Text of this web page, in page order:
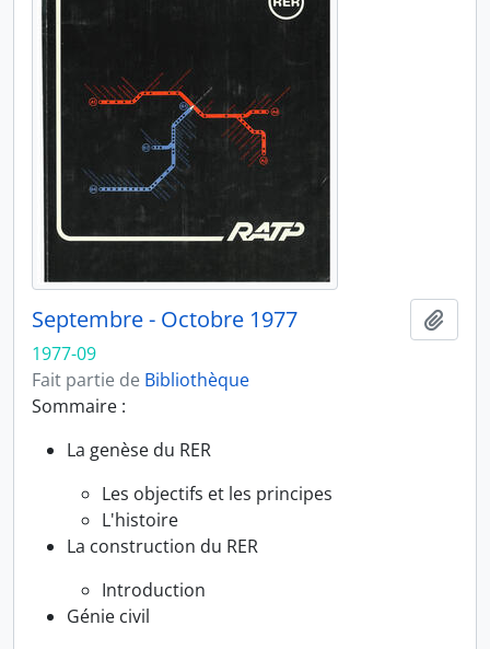
Septembre - Octobre 1977
1977-09
Fait partie de Bibliothèque
Sommaire :
La genèse du RER
Les objectifs et les principes
L'histoire
La construction du RER
Introduction
Génie civil